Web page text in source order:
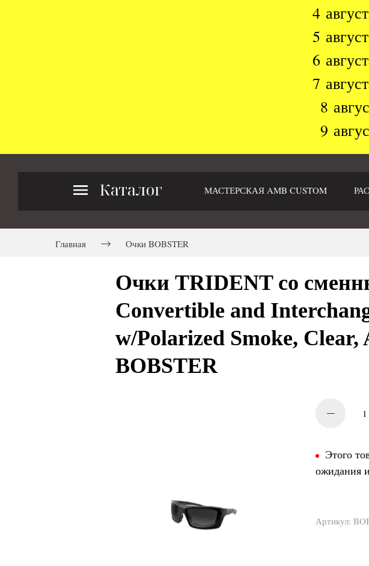
4
5
6
7
8
9
Каталог МАСТЕРСКАЯ AMB CUSTOM
Главная Очки BOBSTER
Очки TRIDENT со
Convertible and
w/Polarized Smoke,
BOBSTER
Этого
ожидания
Артикул: